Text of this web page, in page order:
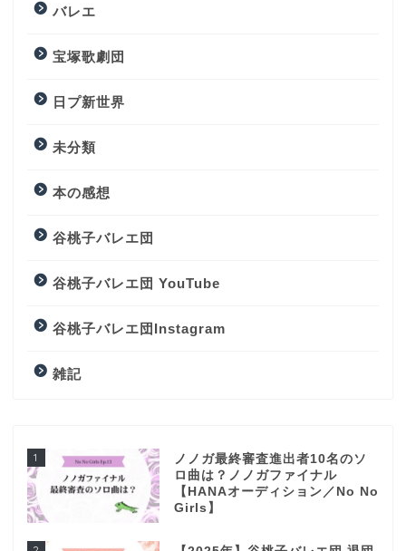
バレエ
宝塚歌劇団
日プ新世界
未分類
本の感想
谷桃子バレエ団
谷桃子バレエ団 YouTube
谷桃子バレエ団Instagram
雑記
1
ノノガ最終審査進出者10名のソ
ロ曲は？ノノガファイナル
【HANAオーディション／No No
Girls】